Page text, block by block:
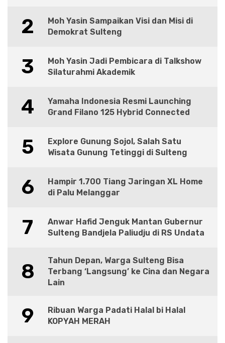
2
Moh Yasin Sampaikan Visi dan Misi di
Demokrat Sulteng
3
Moh Yasin Jadi Pembicara di Talkshow
Silaturahmi Akademik
4
Yamaha Indonesia Resmi Launching
Grand Filano 125 Hybrid Connected
5
Explore Gunung Sojol, Salah Satu
Wisata Gunung Tetinggi di Sulteng
6
Hampir 1.700 Tiang Jaringan XL Home
di Palu Melanggar
7
Anwar Hafid Jenguk Mantan Gubernur
Sulteng Bandjela Paliudju di RS Undata
8
Tahun Depan, Warga Sulteng Bisa
Terbang ‘Langsung’ ke Cina dan Negara
Lain
9
Ribuan Warga Padati Halal bi Halal
KOPYAH MERAH